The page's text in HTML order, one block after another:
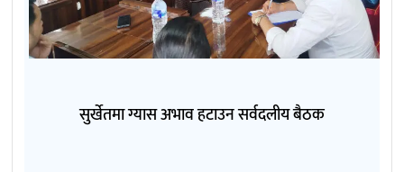
सुर्खेतमा ग्यास अभाव हटाउन सर्वदलीय बैठक